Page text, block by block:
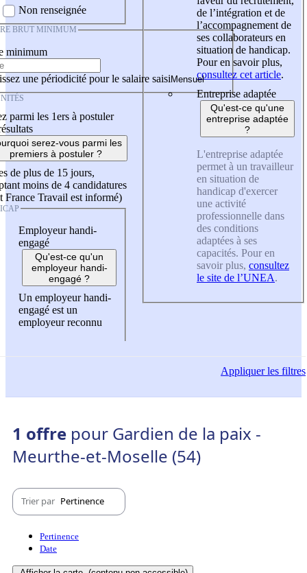
Non renseignée
BRUT MINIMUM
minimum
une périodicité pour le salaire saisi
parmi les 1ers à postuler
serez-vous parmi les
premiers à postuler ?
de plus de 15 jours,
moins de 4 candidatures
France Travail est informé)
Employeur handi-
engagé
Qu'est-ce qu'un
employeur handi-
engagé ?
Un employeur handi-
engagé est un
employeur reconnu
de l’intégration et de
l’accompagnement de
ses collaborateurs en
situation de handicap.
Pour en savoir plus,
consultez cet article.
Entreprise adaptée
Qu'est-ce qu'une
entreprise adaptée
?
L'entreprise adaptée
permet à un travailleur
en situation de
handicap d'exercer
une activité
professionnelle dans
des conditions
adaptées à ses
capacités. Pour en
savoir plus, consultez
le site de l’UNEA.
Appliquerles filtres
1 offre pour Gardien de la paix -
Meurthe-et-Moselle (54)
Trier par Pertinence
Pertinence
Date